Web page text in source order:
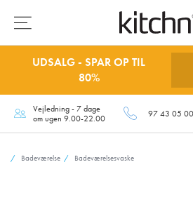
UDSALG - SPAR OP TIL
80%
Vejledning - 7 dage
om ugen 9.00-22.00
97 43 05 00
Badeværelse Badeværelsesvaske